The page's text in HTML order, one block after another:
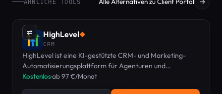
ÄHNLICHE TOOLS
⇄ HighLevel◆
CRM
HighLevel ist eine KI-gestützte CRM- und Marketing-
Automatisierungsplattform für Agenturen und
Unternehmen, ab 97 €/Monat mit 14-tägiger kostenloser
Kostenlos·ab 97 €/Monat